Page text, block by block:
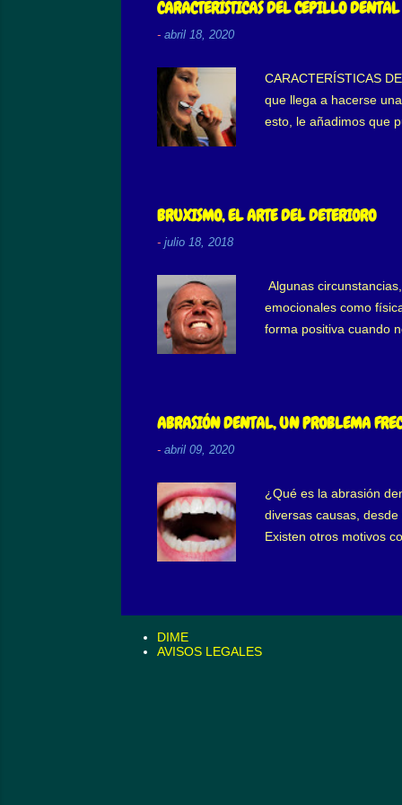
CARACTERÍSTICAS DEL CEPILLO DENTAL
- abril 18, 2020
CARACTERÍSTICAS
que llega a hacerse
esto, le añadimos que
de cepillo uso?
parte principal de
BRUXISMO, EL ARTE DEL DETERIORO
- julio 18, 2018
Algunas
emocionales como
forma positiva cuando
mientras que el
hace que la persona
ABRASIÓN DENTAL, UN PROBLEMA
- abril 09, 2020
¿Qué es la abrasión
diversas causas,
Existen otros motivos
recomendables. En la
DIME
AVISOS LEGALES